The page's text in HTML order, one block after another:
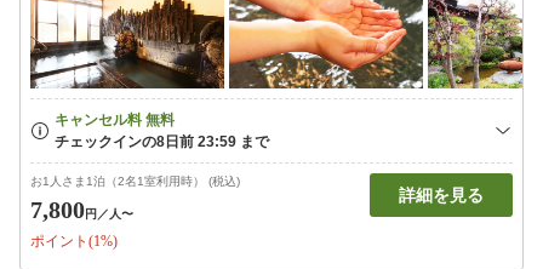
お1人さま1泊（2名1室利用時） (税込)
7,800円 ／人〜
ポイント(1%)
詳細を見る